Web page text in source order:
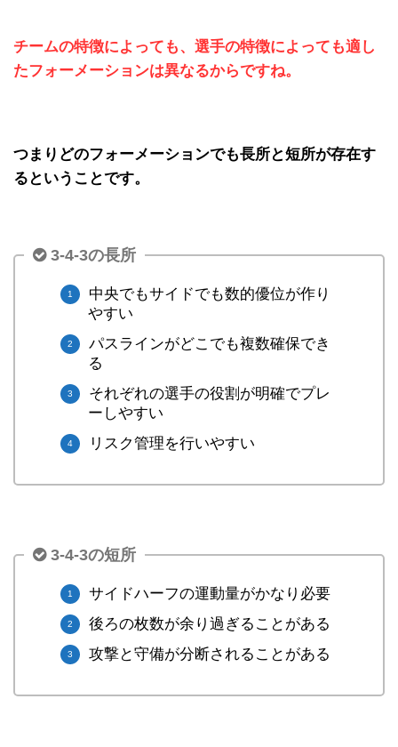
チームの特徴によっても、選手の特徴によっても適し
たフォーメーションは異なるからですね。
つまりどのフォーメーションでも長所と短所が存在す
るということです。
3-4-3の長所
中央でもサイドでも数的優位が作り
やすい
パスラインがどこでも複数確保でき
る
それぞれの選手の役割が明確でプレ
ーしやすい
リスク管理を行いやすい
3-4-3の短所
サイドハーフの運動量がかなり必要
後ろの枚数が余り過ぎることがある
攻撃と守備が分断されることがある